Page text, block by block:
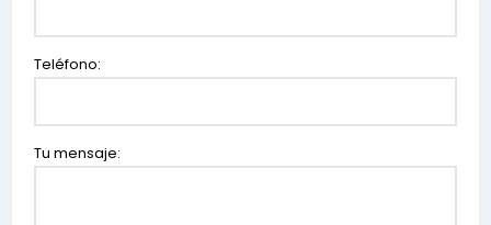
Teléfono:
Tu mensaje: